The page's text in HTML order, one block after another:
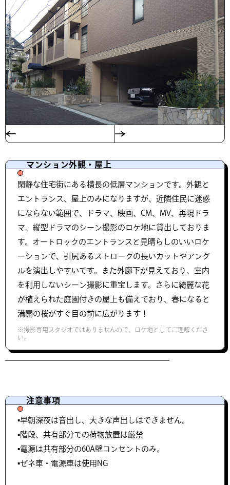
マンション外観・屋上
閑静な住宅街にある横長の低層マンションです。外観と
エントランス、屋上のみになりますが、近隣住民に迷惑
にならない範囲で、ドラマ、映画、CM、MV、再現ドラ
マ、縦型ドラマのシーン撮影のロケ地に貸出しておりま
す。オートロックのエントランスと見晴らしのいいロケ
ーションで、引尻あるストロークの長いカットやアング
ルを演出しやすいです。また外廊下が見えており、室内
を利用しないシーン撮影に重宝します。さらに綺麗な花
が植えられた庭園付きの屋上も備えており、春になると
満開の桜がすぐ目の前に広がります！
※撮影専用スタジオではありませんので、ロケ地としてご理解くださ
い。
注意事項
▪️早朝深夜は音出し、大きな声出しはできません。
▪️階段、共有部分での荷物放置は厳禁
▪️電源は共有部分の60A壁コンセントのみ。
▪️ゼネ車・電源車は使用NG